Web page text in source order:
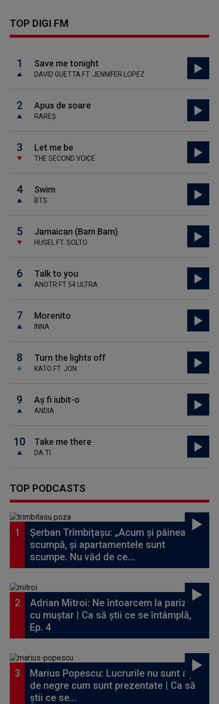
TOP DIGI FM
1 Save me tonight
DAVID GUETTA FT. JENNIFER LOPEZ
2 Apus de soare
RAREȘ
3 Let me be
THE SECOND VOICE
4 Swim
BTS
5 Jamaican (Bam Bam)
HUGEL FT. SOLTO
6 Talk to you
ANOTR FT 54 ULTRA
7 Morenito
INNA
8 Turn the lights off
KATO FT. JON
9 Aș fi iubit-o
ANDIA
10 Take me there
DA TI
TOP PODCASTS
Șerban Trîmbițașu: „Acum și pâinea e
scumpă, și apartamentele sunt
scumpe. Nu văd de ce...
Adrian Mitroi: Ne întoarcem la parizer
cu muștar | Ca să știi ce se întâmplă,
Ep. 4
Marius Popescu: Lucrurile nu sunt așa
de negre cum sunt prezentate | Ca să
știi ce se...